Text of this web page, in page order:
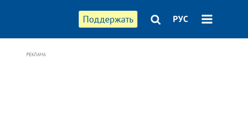
Поддержать РУС
РЕКЛАМА